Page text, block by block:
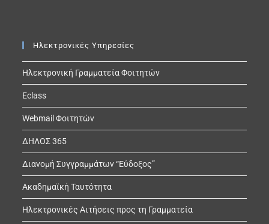
Ηλεκτρονικές Υπηρεσίες
Ηλεκτρονική Γραμματεία Φοιτητών
Eclass
Webmail Φοιτητών
ΔΗΛΟΣ 365
Διανομή Συγγραμμάτων “Εύδοξος”
Ακαδημαϊκή Ταυτότητα
Ηλεκτρονικές Αιτήσεις προς τη Γραμματεία